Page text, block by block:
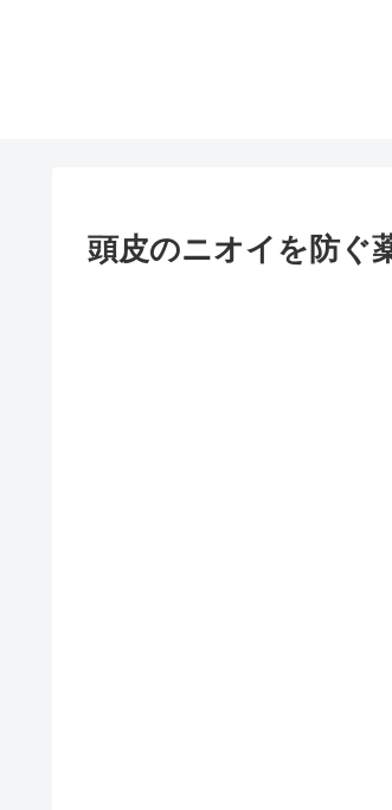
頭皮のニオイを防ぐ